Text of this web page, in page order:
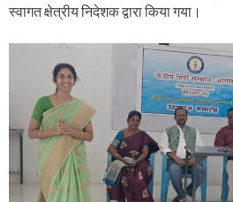
स्वागत क्षेत्रीय निदेशक द्वारा किया गया।